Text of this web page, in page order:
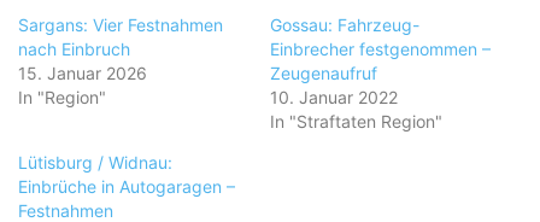
Sargans: Vier Festnahmen
nach Einbruch
15. Januar 2026
In "Region"
Gossau: Fahrzeug-
Einbrecher festgenommen –
Zeugenaufruf
10. Januar 2022
In "Straftaten Region"
Lütisburg / Widnau:
Einbrüche in Autogaragen –
Festnahmen